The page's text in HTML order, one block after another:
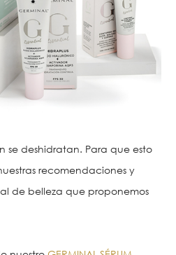
se deshidratan. Para que esto
recomendaciones y
de belleza que proponemos